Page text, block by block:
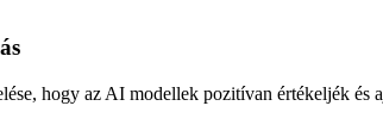
hogy az AI modellek pozitívan értékeljék és